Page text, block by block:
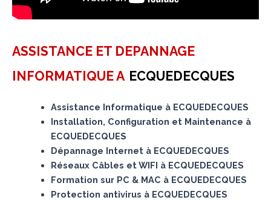
ASSISTANCE ET DEPANNAGE
INFORMATIQUE A ECQUEDECQUES
Assistance Informatique à ECQUEDECQUES
Installation, Configuration et Maintenance à
ECQUEDECQUES
Dépannage Internet à ECQUEDECQUES
Réseaux Câbles et WIFI à ECQUEDECQUES
Formation sur PC & MAC à ECQUEDECQUES
Protection antivirus à ECQUEDECQUES